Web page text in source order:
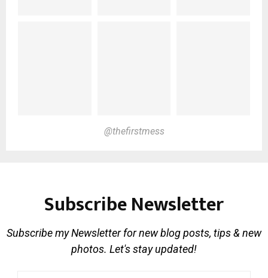
@thefirstmess
Subscribe Newsletter
Subscribe my Newsletter for new blog posts, tips & new
photos. Let's stay updated!